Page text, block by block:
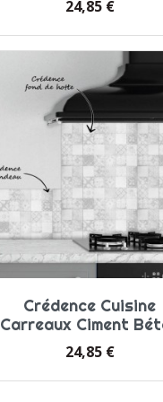
Prix
24,85 €
Crédence Cuisine
Carreaux Ciment
Prix
24,85 €